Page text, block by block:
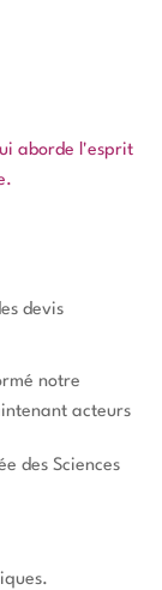
aborde l'esprit
devis
notre
acteurs
des Sciences